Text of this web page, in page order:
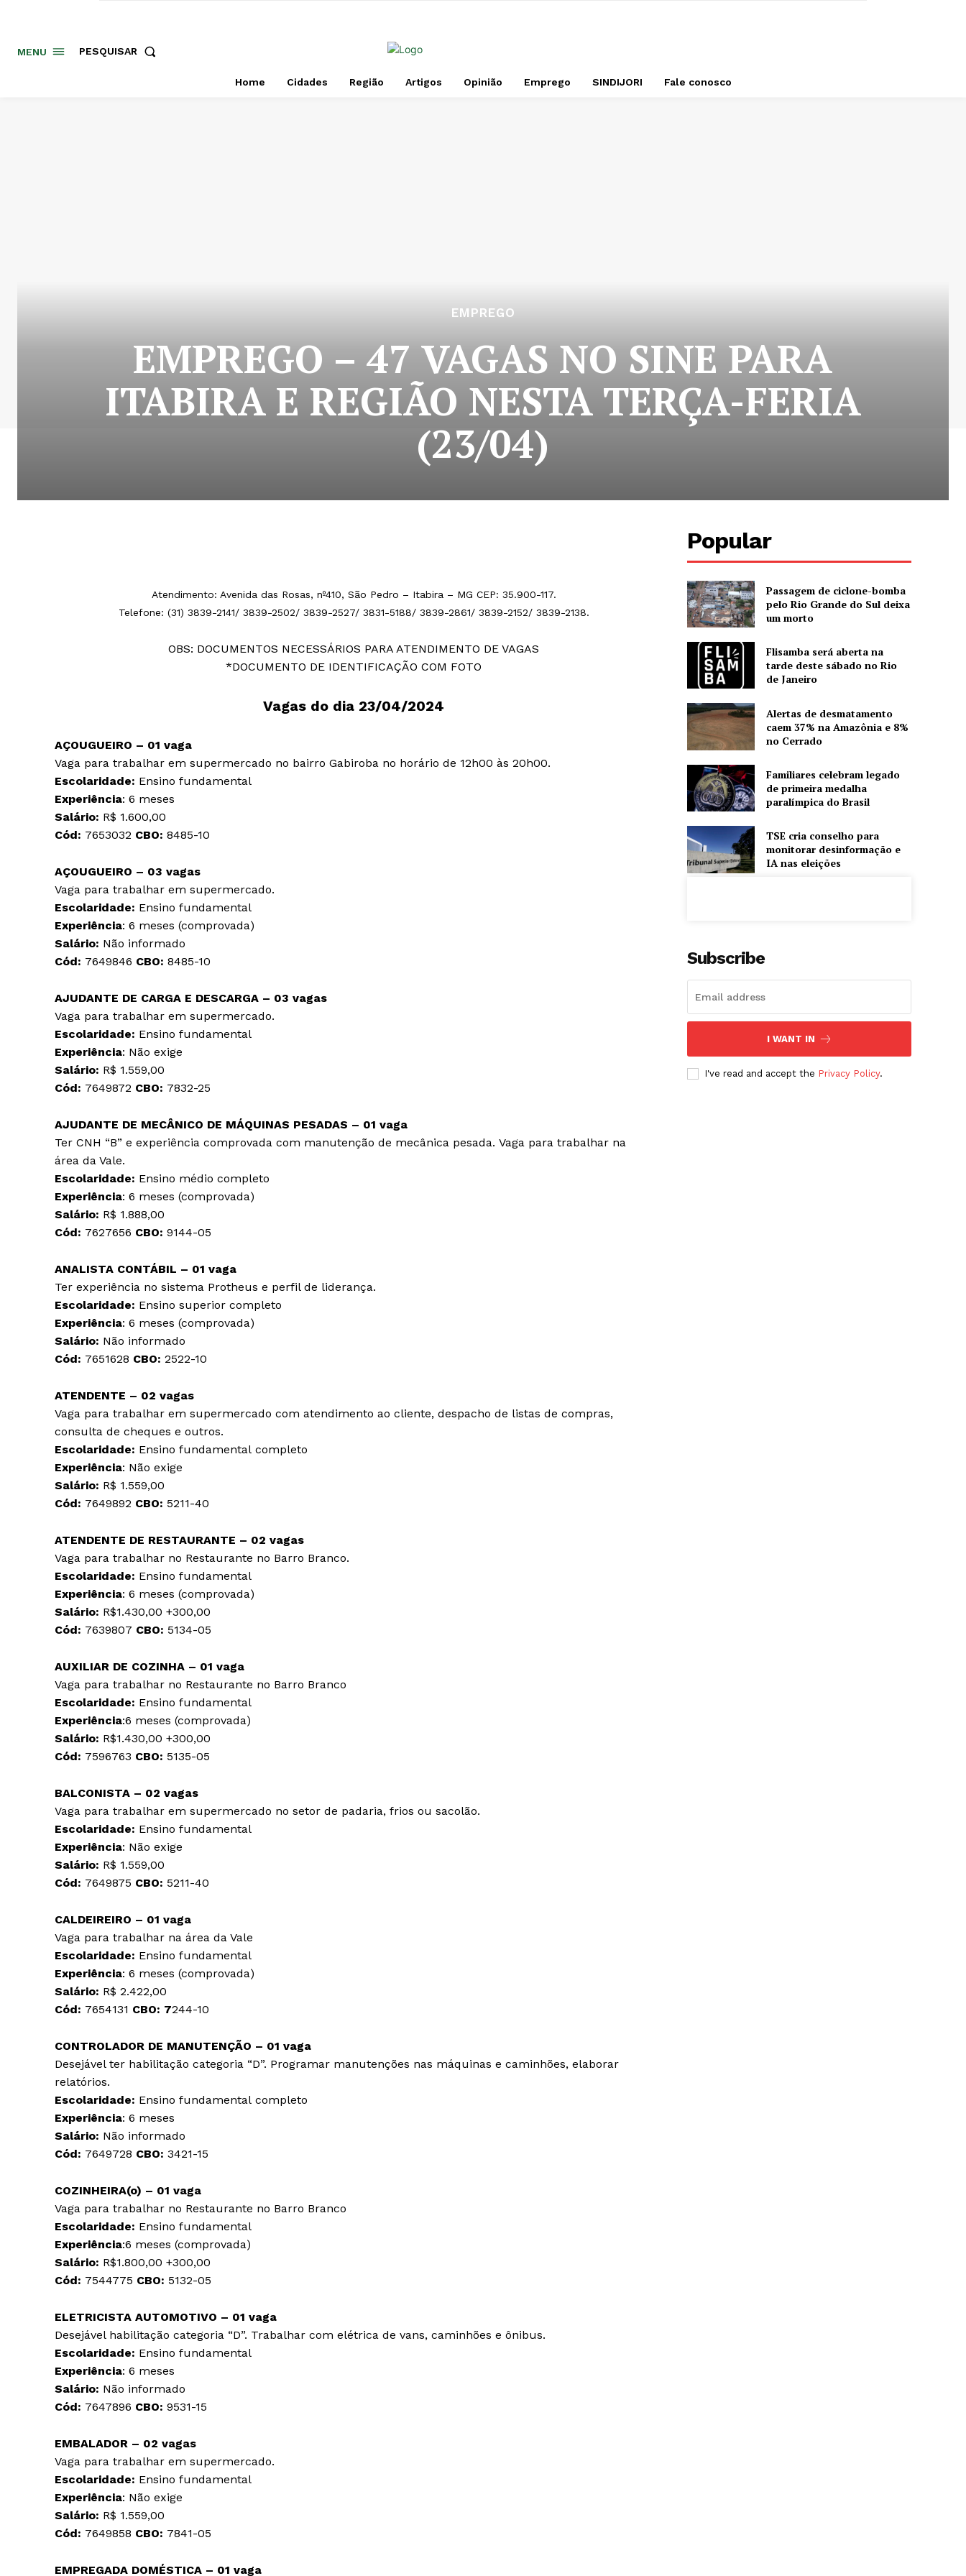
MENU PESQUISAR
Home Cidades Região Artigos Opinião Emprego SINDIJORI Fale conosco
EMPREGO
EMPREGO – 47 VAGAS NO SINE PARA
ITABIRA E REGIÃO NESTA TERÇA-FERIA
(23/04)
Atendimento: Avenida das Rosas, nº410, São Pedro – Itabira – MG CEP: 35.900-117.
Telefone: (31) 3839-2141/ 3839-2502/ 3839-2527/ 3831-5188/ 3839-2861/ 3839-2152/ 3839-2138.
OBS: DOCUMENTOS NECESSÁRIOS PARA ATENDIMENTO DE VAGAS
*DOCUMENTO DE IDENTIFICAÇÃO COM FOTO
Vagas do dia 23/04/2024
AÇOUGUEIRO – 01 vaga
Vaga para trabalhar em supermercado no bairro Gabiroba no horário de 12h00 às 20h00.
Escolaridade: Ensino fundamental
Experiência: 6 meses
Salário: R$ 1.600,00
Cód: 7653032 CBO: 8485-10
AÇOUGUEIRO – 03 vagas
Vaga para trabalhar em supermercado.
Escolaridade: Ensino fundamental
Experiência: 6 meses (comprovada)
Salário: Não informado
Cód: 7649846 CBO: 8485-10
AJUDANTE DE CARGA E DESCARGA – 03 vagas
Vaga para trabalhar em supermercado.
Escolaridade: Ensino fundamental
Experiência: Não exige
Salário: R$ 1.559,00
Cód: 7649872 CBO: 7832-25
AJUDANTE DE MECÂNICO DE MÁQUINAS PESADAS – 01 vaga
Ter CNH “B” e experiência comprovada com manutenção de mecânica pesada. Vaga para trabalhar na
área da Vale.
Escolaridade: Ensino médio completo
Experiência: 6 meses (comprovada)
Salário: R$ 1.888,00
Cód: 7627656 CBO: 9144-05
ANALISTA CONTÁBIL – 01 vaga
Ter experiência no sistema Protheus e perfil de liderança.
Escolaridade: Ensino superior completo
Experiência: 6 meses (comprovada)
Salário: Não informado
Cód: 7651628 CBO: 2522-10
ATENDENTE – 02 vagas
Vaga para trabalhar em supermercado com atendimento ao cliente, despacho de listas de compras,
consulta de cheques e outros.
Escolaridade: Ensino fundamental completo
Experiência: Não exige
Salário: R$ 1.559,00
Cód: 7649892 CBO: 5211-40
ATENDENTE DE RESTAURANTE – 02 vagas
Vaga para trabalhar no Restaurante no Barro Branco.
Escolaridade: Ensino fundamental
Experiência: 6 meses (comprovada)
Salário: R$1.430,00 +300,00
Cód: 7639807 CBO: 5134-05
AUXILIAR DE COZINHA – 01 vaga
Vaga para trabalhar no Restaurante no Barro Branco
Escolaridade: Ensino fundamental
Experiência:6 meses (comprovada)
Salário: R$1.430,00 +300,00
Cód: 7596763 CBO: 5135-05
BALCONISTA – 02 vagas
Vaga para trabalhar em supermercado no setor de padaria, frios ou sacolão.
Escolaridade: Ensino fundamental
Experiência: Não exige
Salário: R$ 1.559,00
Cód: 7649875 CBO: 5211-40
CALDEIREIRO – 01 vaga
Vaga para trabalhar na área da Vale
Escolaridade: Ensino fundamental
Experiência: 6 meses (comprovada)
Salário: R$ 2.422,00
Cód: 7654131 CBO: 7244-10
CONTROLADOR DE MANUTENÇÃO – 01 vaga
Desejável ter habilitação categoria “D”. Programar manutenções nas máquinas e caminhões, elaborar
relatórios.
Escolaridade: Ensino fundamental completo
Experiência: 6 meses
Salário: Não informado
Cód: 7649728 CBO: 3421-15
COZINHEIRA(o) – 01 vaga
Vaga para trabalhar no Restaurante no Barro Branco
Escolaridade: Ensino fundamental
Experiência:6 meses (comprovada)
Salário: R$1.800,00 +300,00
Cód: 7544775 CBO: 5132-05
ELETRICISTA AUTOMOTIVO – 01 vaga
Desejável habilitação categoria “D”. Trabalhar com elétrica de vans, caminhões e ônibus.
Escolaridade: Ensino fundamental
Experiência: 6 meses
Salário: Não informado
Cód: 7647896 CBO: 9531-15
EMBALADOR – 02 vagas
Vaga para trabalhar em supermercado.
Escolaridade: Ensino fundamental
Experiência: Não exige
Salário: R$ 1.559,00
Cód: 7649858 CBO: 7841-05
EMPREGADA DOMÉSTICA – 01 vaga
Popular
Passagem de ciclone-bomba
pelo Rio Grande do Sul deixa
um morto
Flisamba será aberta na
tarde deste sábado no Rio
de Janeiro
Alertas de desmatamento
caem 37% na Amazônia e 8%
no Cerrado
Familiares celebram legado
de primeira medalha
paralímpica do Brasil
TSE cria conselho para
monitorar desinformação e
IA nas eleições
Subscribe
I WANT IN
I've read and accept the Privacy Policy.